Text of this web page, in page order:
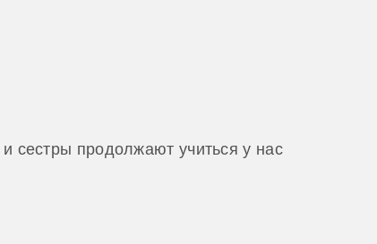
сестры продолжают учиться у нас